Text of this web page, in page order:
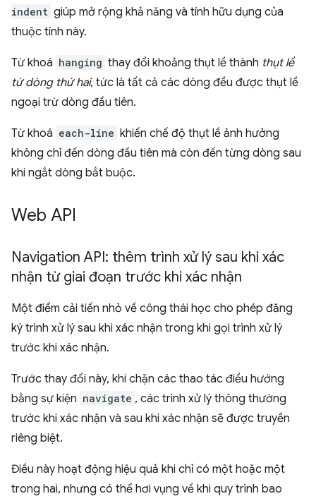
indent giúp mở rộng khả năng và tính hữu dụng của
thuộc tính này.
Từ khoá hanging thay đổi khoảng thụt lề thành thụt lề
từ dòng thứ hai, tức là tất cả các dòng đều được thụt lề
ngoại trừ dòng đầu tiên.
Từ khoá each-line khiến chế độ thụt lề ảnh hưởng
không chỉ đến dòng đầu tiên mà còn đến từng dòng sau
khi ngắt dòng bắt buộc.
Web API
Navigation API: thêm trình xử lý sau khi xác
nhận từ giai đoạn trước khi xác nhận
Một điểm cải tiến nhỏ về công thái học cho phép đăng
ký trình xử lý sau khi xác nhận trong khi gọi trình xử lý
trước khi xác nhận.
Trước thay đổi này, khi chặn các thao tác điều hướng
bằng sự kiện navigate , các trình xử lý thông thường
trước khi xác nhận và sau khi xác nhận sẽ được truyền
riêng biệt.
Điều này hoạt động hiệu quả khi chỉ có một hoặc một
trong hai, nhưng có thể hơi vụng về khi quy trình bao